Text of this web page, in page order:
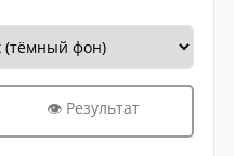
👁 Результат